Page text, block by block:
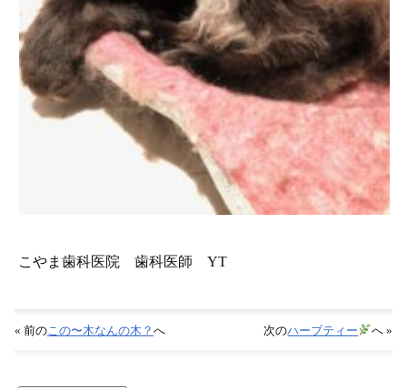
こやま歯科医院 歯科医師 YT
« 前の この〜木なんの木？ へ 次のハーブティー へ »